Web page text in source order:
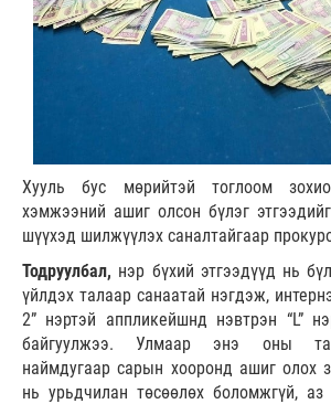
Хууль бус мөрийтэй тоглоом
хэмжээний ашиг олсон бүлэг
шүүхэд шилжүүлэх саналтайгаар
Тодруулбал, нэр бүхий этгээдүүд нь
үйлдэх талаар санаатай нэгдэж,
2” нэртэй аппликейшнд нэвтрэн “L”
байгуулжээ. Улмаар энэ оны
наймдугаар сарын хооронд ашиг олох
нь урьдчилан төсөөлөх боломжгүй, аз